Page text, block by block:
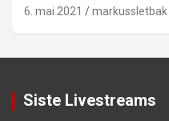
6. mai 2021 markussletbak
Siste Livestreams